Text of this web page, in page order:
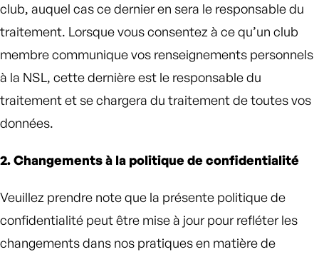
club, auquel cas ce dernier en sera le responsable du
traitement. Lorsque vous consentez à ce qu’un club
membre communique vos renseignements personnels
à la NSL, cette dernière est le responsable du
traitement et se chargera du traitement de toutes vos
données.
2. Changements à la politique de confidentialité
Veuillez prendre note que la présente politique de
confidentialité peut être mise à jour pour refléter les
changements dans nos pratiques en matière de